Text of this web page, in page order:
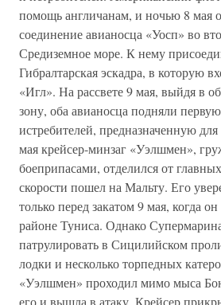
помощь англичанам, и ночью 8 мая
соединение авианосца «Уосп» во
Средиземное море. К нему
Гибралтарская эскадра, в которую
«Игл». На рассвете 9 мая, выйдя в
зону, оба авианосца подняли
истребителей, предназначенную
мая крейсер-минзаг «Уэлшмен»,
боеприпасами, отделился от
скорости пошел на Мальту. Его
только перед закатом 9 мая, когда
районе Туниса. Однако
патрулировать в Сицилийском
лодки и несколько торпедных
«Уэлшмен» проходил мимо мыса
его и вышла в атаку. Крейсер